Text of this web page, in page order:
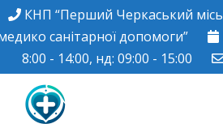
КНП “Перший Черкаський
санітарної допомоги”
8:00 - 14:00, нд: 09:00 - 15:00